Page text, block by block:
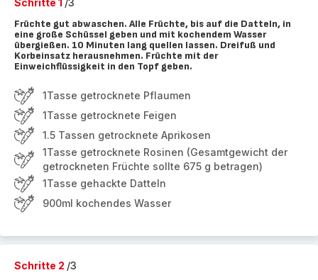
Schritte 1 /3
Früchte gut abwaschen. Alle Früchte, bis auf die Datteln, in
eine große Schüssel geben und mit kochendem Wasser
übergießen. 10 Minuten lang quellen lassen. Dreifuß und
Korbeinsatz herausnehmen. Früchte mit der
Einweichflüssigkeit in den Topf geben.
1Tasse getrocknete Pflaumen
1Tasse getrocknete Feigen
1.5 Tassen getrocknete Aprikosen
1Tasse getrocknete Rosinen (Gesamtgewicht der
getrockneten Früchte sollte 675 g betragen)
1Tasse gehackte Datteln
900ml kochendes Wasser
Schritte 2 /3